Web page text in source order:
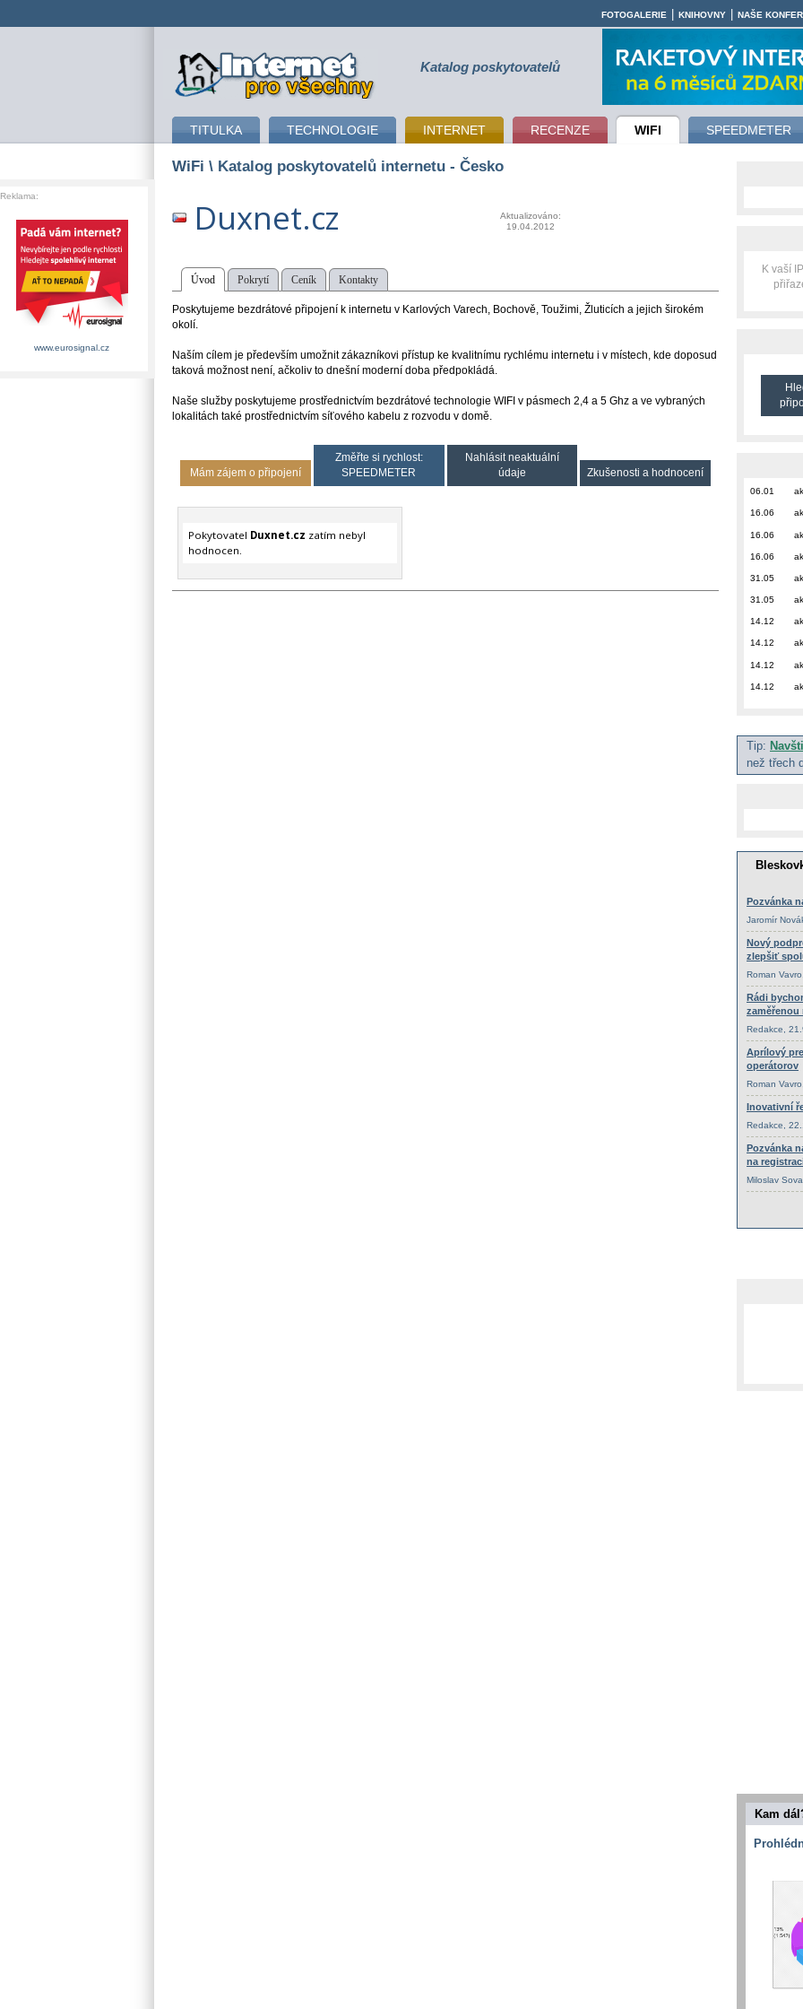
připojení k internetu Katalog poskytovatelů
TITULKA TECHNOLOGIE INTERNET RECENZE WIFI SPEEDMETER
FOTOGALERIE KNIHOVNY NAŠE
WiFi \ Katalog poskytovatelů internetu - Česko
Duxnet.cz
Aktualizováno:
19.04.2012
Úvod Pokrytí Ceník Kontakty
Poskytujeme bezdrátové připojení k internetu v Karlových Varech, Bochově, Toužimi, Žluticích a jejich širokém
okolí.
Naším cílem je především umožnit zákazníkovi přístup ke kvalitnímu rychlému internetu i v místech, kde doposud
taková možnost není, ačkoliv to dnešní moderní doba předpokládá.
Naše služby poskytujeme prostřednictvím bezdrátové technologie WIFI v pásmech 2,4 a 5 Ghz a ve vybraných
lokalitách také prostřednictvím síťového kabelu z rozvodu v domě.
Mám zájem o připojení
Změřte si rychlost:
SPEEDMETER
Nahlásit neaktuální
údaje
Zkušenosti a hodnocení
Pokytovatel Duxnet.cz zatím nebyl
hodnocen.
K vaší
06.01
16.06
16.06
16.06
31.05
31.05
14.12
14.12
14.12
14.12
Tip:
než třech
Kam
Reklama:
www.eurosignal.cz